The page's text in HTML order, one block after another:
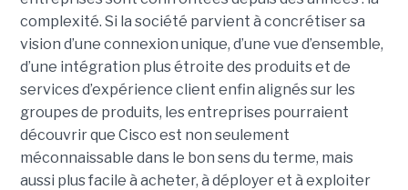
complexité. Si la société parvient à concrétiser sa
vision d’une connexion unique, d’une vue d’ensemble,
d’une intégration plus étroite des produits et de
services d’expérience client enfin alignés sur les
groupes de produits, les entreprises pourraient
découvrir que Cisco est non seulement
méconnaissable dans le bon sens du terme, mais
aussi plus facile à acheter, à déployer et à exploiter